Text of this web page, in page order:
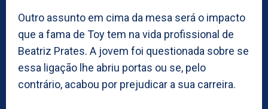
Outro assunto em cima da mesa será o impacto
que a fama de Toy tem na vida profissional de
Beatriz Prates. A jovem foi questionada sobre se
essa ligação lhe abriu portas ou se, pelo
contrário, acabou por prejudicar a sua carreira.